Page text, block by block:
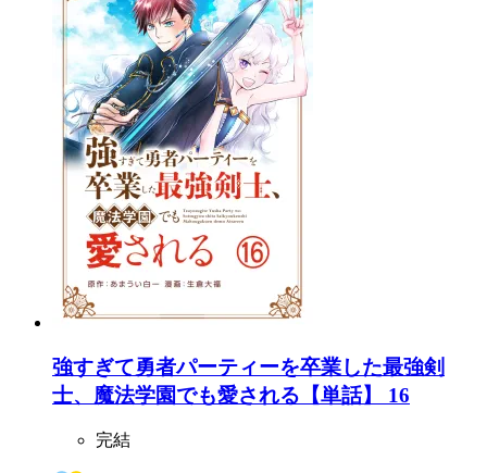
強すぎて勇者パーティーを卒業した最強剣
士、魔法学園でも愛される【単話】 16
完結